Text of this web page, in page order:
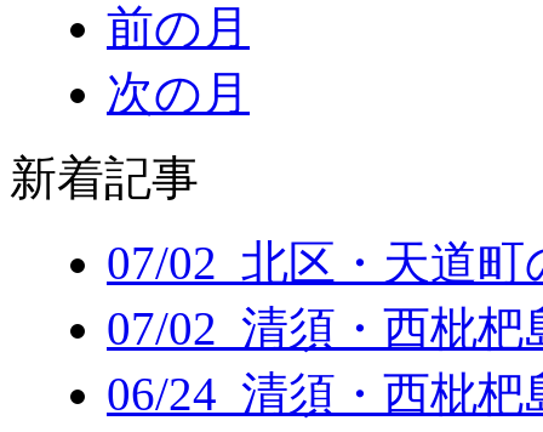
前の月
次の月
新着記事
07/02 北区・天道町
07/02 清須・西枇杷
06/24 清須・西枇杷